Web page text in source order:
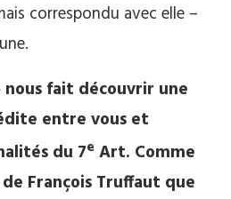
correspondu avec elle –
fait découvrir une
entre vous et
du 7e Art. Comme
François Truffaut que